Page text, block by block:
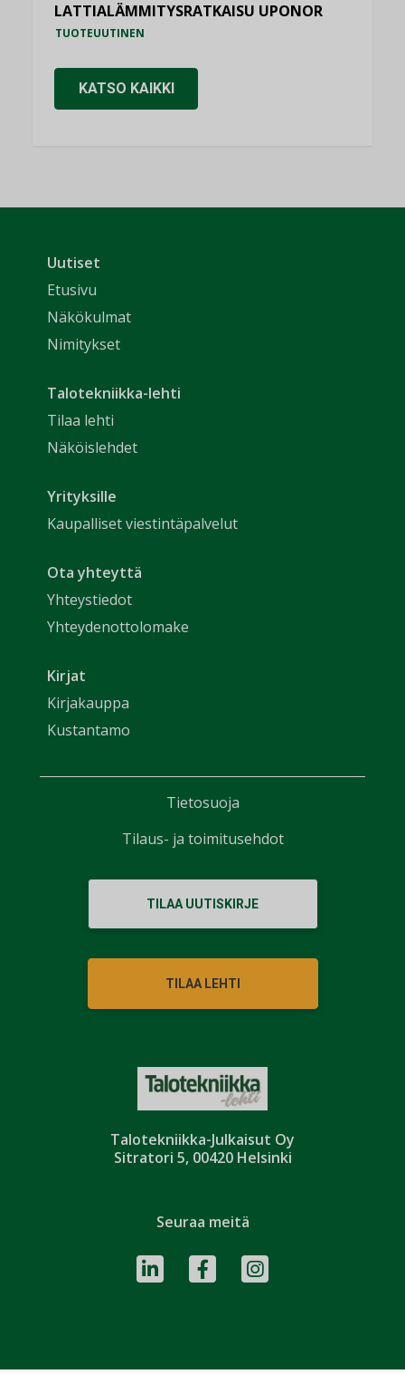
LATTIALÄMMITYSRATKAISU UPONOR
TUOTEUUTINEN
KATSO KAIKKI
Talotekniikka-Julkaisut Oy
Sitratori 5, 00420 Helsinki
Uutiset
Etusivu
Näkökulmat
Nimitykset
Talotekniikka-lehti
Tilaa lehti
Näköislehdet
Yrityksille
Kaupalliset viestintäpalvelut
Ota yhteyttä
Yhteystiedot
Yhteydenottolomake
Kirjat
Kirjakauppa
Kustantamo
TILAA UUTISKIRJE
TILAA LEHTI
Seuraa meitä
Tietosuoja
Tilaus- ja toimitusehdot